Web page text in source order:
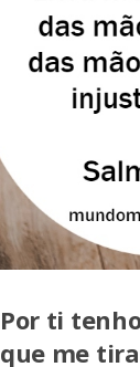
Por ti
que me